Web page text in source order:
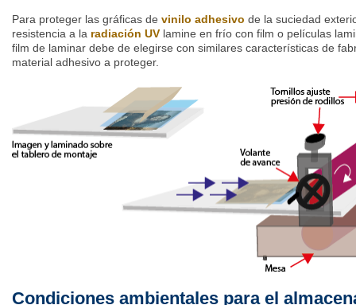
Para proteger las gráficas de vinilo adhesivo de la suciedad
resistencia a la radiación UV lamine en frío con film o películas
film de laminar debe de elegirse con similares características de
material adhesivo a proteger.
Condiciones ambientales para el